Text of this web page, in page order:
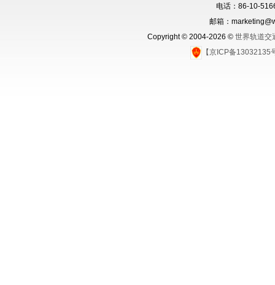
电话：86-10-
邮箱：
Copyright © 2004-2026 © 世界轨道交
【京ICP备13032135